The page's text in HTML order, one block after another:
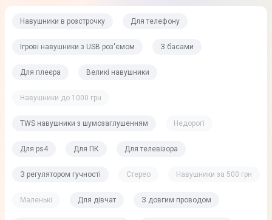
Навушники в розстрочку Для телефону
Ігрові навушники з USB роз'ємом З басами
Для плеєра Великі навушники
Навушники до 1000 грн
TWS навушники з шумозаглушенням Недорогі
Для ps4 Для ПК Для телевізора
З регулятором гучності Стерео Навушники за 500 грн
Маленькі Для дівчат З довгим проводом